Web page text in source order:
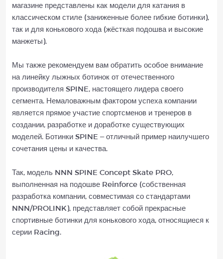
магазине представлены как модели для катания в
классическом стиле (заниженные более гибкие ботинки),
так и для конькового хода (жёсткая подошва и высокие
манжеты).
Мы также рекомендуем вам обратить особое внимание
на линейку лыжных ботинок от отечественного
производителя SPINE, настоящего лидера своего
сегмента. Немаловажным фактором успеха компании
является прямое участие спортсменов и тренеров в
создании, разработке и доработке существующих
моделей. Ботинки SPINE – отличный пример наилучшего
сочетания цены и качества.
Так, модель NNN SPINE Concept Skate PRO,
выполненная на подошве Reinforce (собственная
разработка компании, совместимая со стандартами
NNN/PROLINK), представляет собой прекрасные
спортивные ботинки для конькового хода, относящиеся к
серии Racing.